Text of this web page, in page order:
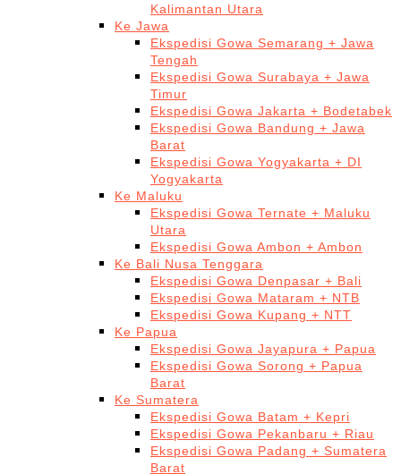
Kalimantan Utara
Ke Jawa
Ekspedisi Gowa Semarang + Jawa
Tengah
Ekspedisi Gowa Surabaya + Jawa
Timur
Ekspedisi Gowa Jakarta + Bodetabek
Ekspedisi Gowa Bandung + Jawa
Barat
Ekspedisi Gowa Yogyakarta + DI
Yogyakarta
Ke Maluku
Ekspedisi Gowa Ternate + Maluku
Utara
Ekspedisi Gowa Ambon + Ambon
Ke Bali Nusa Tenggara
Ekspedisi Gowa Denpasar + Bali
Ekspedisi Gowa Mataram + NTB
Ekspedisi Gowa Kupang + NTT
Ke Papua
Ekspedisi Gowa Jayapura + Papua
Ekspedisi Gowa Sorong + Papua
Barat
Ke Sumatera
Ekspedisi Gowa Batam + Kepri
Ekspedisi Gowa Pekanbaru + Riau
Ekspedisi Gowa Padang + Sumatera
Barat